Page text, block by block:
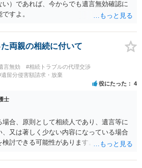
）であれば、今からでも遺言無効確認に
すよ。
両親の相続に付いて
言無効
#相続トラブルの代理交渉
遺留分侵害額請求・放棄
役にたった 4
士
合、原則として相続人であり、遺言等に
、又は著しく少ない内容になっている場合
討できる可能性があります。ただし、
同されている可能性があります。相続登